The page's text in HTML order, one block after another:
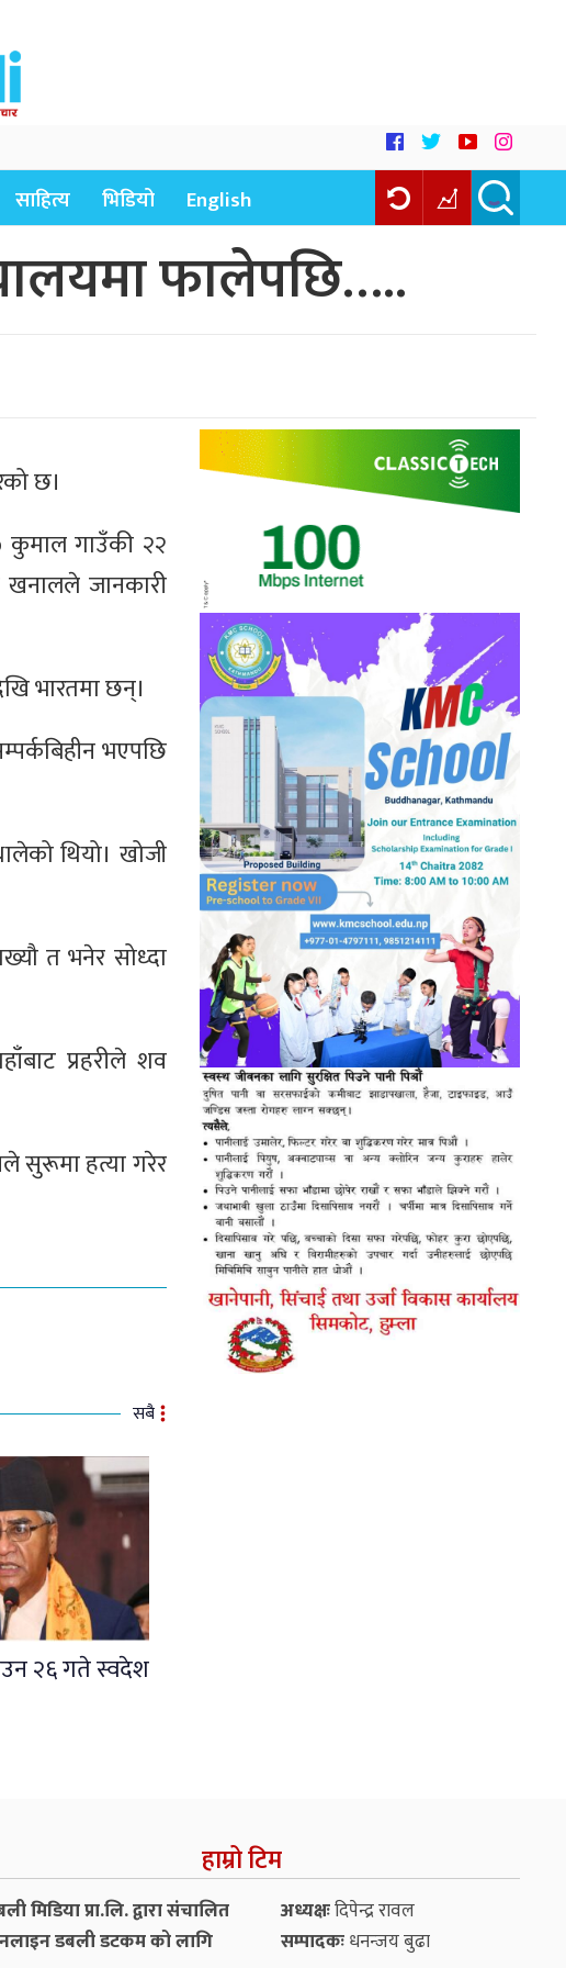
साहित्य भिडियो English
फालेपछि…..
छ।
कुमाल गाउँकी २२
खनालले जानकारी
भारतमा छन्।
भएपछि
थियो। खोजी
त भनेर सोध्दा
प्रहरीले शव
सुरूमा हत्या गरेर
सबै
२६ गते स्वदेश
हाम्रो टिम
मिडिया प्रा.लि. द्वारा संचालित
डबली डटकम को लागि
अध्यक्षःदिपेन्द्र रावल
सम्पादकःधनन्‍जय बुढा